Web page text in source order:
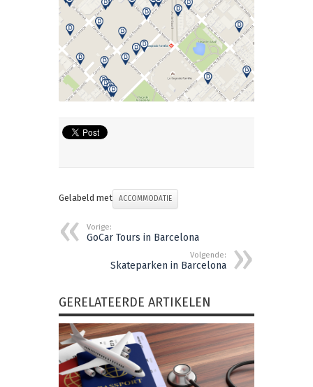
Gelabeld met ACCOMMODATIE
Vorige:
GoCar Tours in Barcelona
Volgende:
Skateparken in Barcelona
GERELATEERDE ARTIKELEN